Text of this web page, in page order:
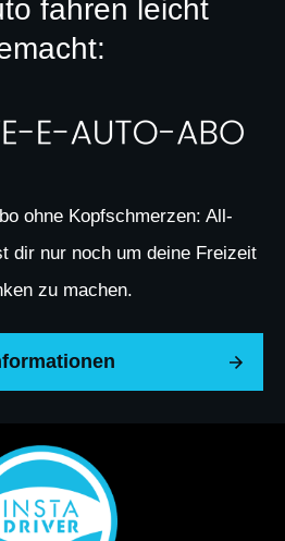
fahren leicht
ohne Kopfschmerzen: All-
dir nur noch um deine Freizeit
zu machen.